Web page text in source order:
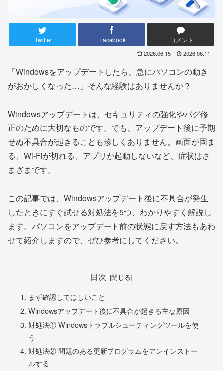
Twitter Facebook コメント
2026.06.15 2026.06.11
「Windowsをアップデートしたら、急にパソコンの動き
がおかしくなった…」そんな経験はありませんか？
Windowsアップデートは、セキュリティの強化やバグ修
正のために大切なものです。でも、アップデート後に予期
せぬ不具合が起きることも珍しくありません。画面が固ま
る、Wi-Fiが切れる、アプリが起動しないなど、症状はさ
まざまです。
この記事では、Windowsアップデート後に不具合が発生
したときにすぐ試せる対処法を5つ、わかりやすく解説し
ます。パソコンをアップデート前の状態に戻す方法もあわ
せて紹介しますので、ぜひ参考にしてください。
目次
まず確認してほしいこと
Windowsアップデート後に不具合が起きる主な原因
対処法① Windowsトラブルシューティングツールを使
う
対処法② 問題のある更新プログラムをアンインストー
ルする